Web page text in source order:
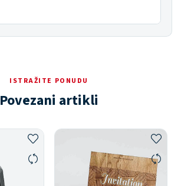
ISTRAŽITE PONUDU
Povezani artikli